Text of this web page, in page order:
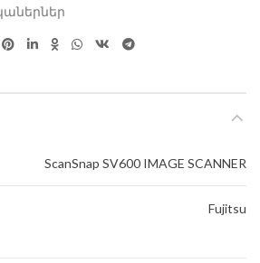
ScanSnap SV600 IMAGE SCANNER
Fujitsu